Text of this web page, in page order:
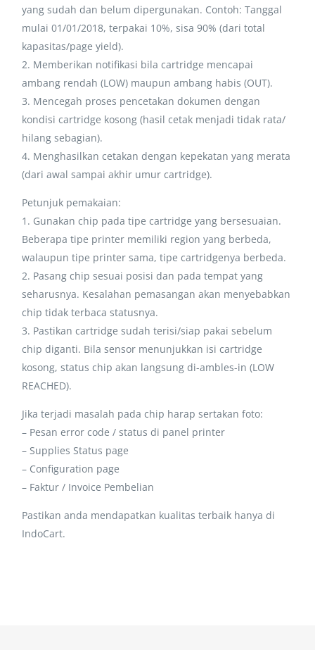
yang sudah dan belum dipergunakan. Contoh: Tanggal
mulai 01/01/2018, terpakai 10%, sisa 90% (dari total
kapasitas/page yield).
2. Memberikan notifikasi bila cartridge mencapai
ambang rendah (LOW) maupun ambang habis (OUT).
3. Mencegah proses pencetakan dokumen dengan
kondisi cartridge kosong (hasil cetak menjadi tidak rata/
hilang sebagian).
4. Menghasilkan cetakan dengan kepekatan yang merata
(dari awal sampai akhir umur cartridge).
Petunjuk pemakaian:
1. Gunakan chip pada tipe cartridge yang bersesuaian.
Beberapa tipe printer memiliki region yang berbeda,
walaupun tipe printer sama, tipe cartridgenya berbeda.
2. Pasang chip sesuai posisi dan pada tempat yang
seharusnya. Kesalahan pemasangan akan menyebabkan
chip tidak terbaca statusnya.
3. Pastikan cartridge sudah terisi/siap pakai sebelum
chip diganti. Bila sensor menunjukkan isi cartridge
kosong, status chip akan langsung di-ambles-in (LOW
REACHED).
Jika terjadi masalah pada chip harap sertakan foto:
– Pesan error code / status di panel printer
– Supplies Status page
– Configuration page
– Faktur / Invoice Pembelian
Pastikan anda mendapatkan kualitas terbaik hanya di
IndoCart.